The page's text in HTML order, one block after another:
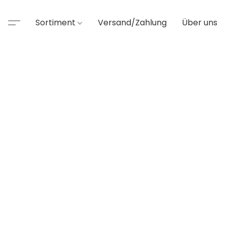
Sortiment Versand/Zahlung Über uns